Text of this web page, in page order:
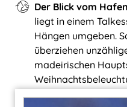
Der Blick vom
liegt in einem
Hängen umgeben.
überziehen
madeirischen